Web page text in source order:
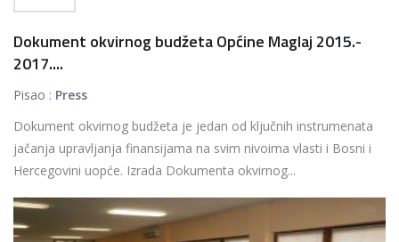
Dokument okvirnog budžeta Općine Maglaj 2015.-
2017....
Pisao : Press
Dokument okvirnog budžeta je jedan od ključnih instrumenata
jačanja upravljanja finansijama na svim nivoima vlasti i Bosni i
Hercegovini uopće. Izrada Dokumenta okvirnog...
Više...